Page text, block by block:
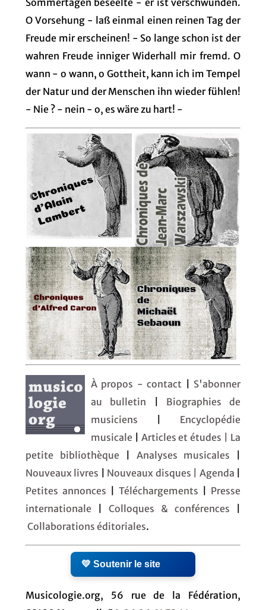
Sommertagen beseelte - er ist verschwunden.
O Vorsehung - laß einmal einen reinen Tag der
Freude mir erscheinen! - So lange schon ist der
wahren Freude inniger Widerhall mir fremd. O
wann - o wann, o Gottheit, kann ich im Tempel
der Natur und der Menschen ihn wieder fühlen!
- Nie ? - nein - o, es wäre zu hart! -
À propos - contact
S'abonner
au bulletin
Biographies de
musiciens
Encyclopédie
musicale
Articles et études | La
petite bibliothèque
Analyses musicales
Nouveaux livres
Nouveaux disques | Agenda
Petites annonces
|Téléchargements
Presse
internationale
Colloques & conférences
Collaborations éditoriales.
💛 Soutenir le site
Musicologie.org, 56 rue de la Fédération,